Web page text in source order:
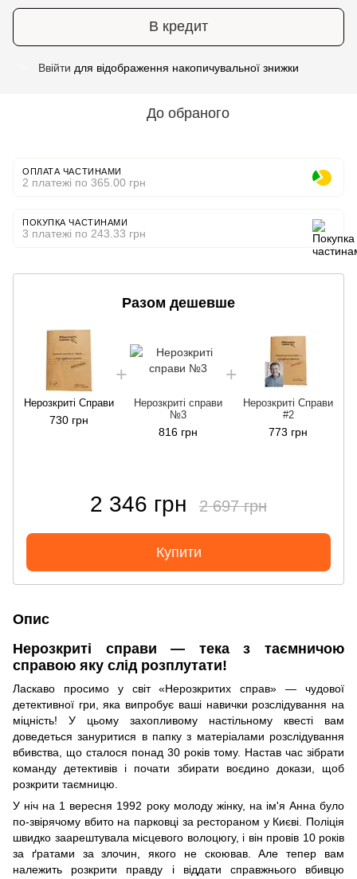
В кредит
Ввійти для відображення накопичувальної знижки
До обраного
ОПЛАТА ЧАСТИНАМИ
2 платежі по 365.00 грн
ПОКУПКА ЧАСТИНАМИ
3 платежі по 243.33 грн
Разом дешевше
Нерозкриті Справи
730 грн
Нерозкриті справи
№3
816 грн
Нерозкриті Справи
#2
773 грн
2 346 грн 2 697 грн
Купити
Опис
Нерозкриті справи — тека з таємничою
справою яку слід розплутати!
Ласкаво просимо у світ «Нерозкритих справ» — чудової
детективної гри, яка випробує ваші навички розслідування на
міцність! У цьому захопливому настільному квесті вам
доведеться зануритися в папку з матеріалами розслідування
вбивства, що сталося понад 30 років тому. Настав час зібрати
команду детективів і почати збирати воєдино докази, щоб
розкрити таємницю.
У ніч на 1 вересня 1992 року молоду жінку, на ім'я Анна було
по-звірячому вбито на парковці за рестораном у Києві. Поліція
швидко заарештувала місцевого волоцюгу, і він провів 10 років
за ґратами за злочин, якого не скоював. Але тепер вам
належить розкрити правду і віддати справжнього вбивцю